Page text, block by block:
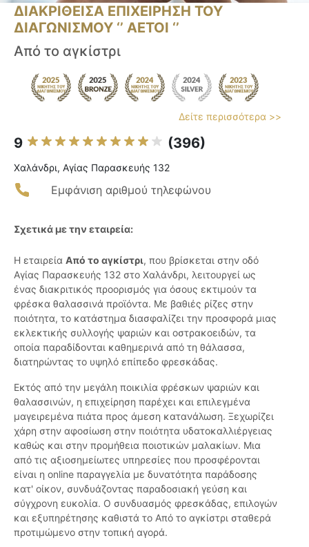
ΔΙΑΚΡΙΘΕΙΣΑ ΕΠΙΧΕΙΡΗΣΗ ΤΟΥ
ΔΙΑΓΩΝΙΣΜΟΥ ‘’ ΑΕΤΟΙ ‘’
Από το αγκίστρι
Δείτε περισσότερα >>
9 (396)
Χαλάνδρι, Αγίας Παρασκευής 132
Εμφάνιση αριθμού τηλεφώνου
Σχετικά με την εταιρεία:
Η εταιρεία Από το αγκίστρι, που βρίσκεται στην οδό
Αγίας Παρασκευής 132 στο Χαλάνδρι, λειτουργεί ως
ένας διακριτικός προορισμός για όσους εκτιμούν τα
φρέσκα θαλασσινά προϊόντα. Με βαθιές ρίζες στην
ποιότητα, το κατάστημα διασφαλίζει την προσφορά μιας
εκλεκτικής συλλογής ψαριών και οστρακοειδών, τα
οποία παραδίδονται καθημερινά από τη θάλασσα,
διατηρώντας το υψηλό επίπεδο φρεσκάδας.
Εκτός από την μεγάλη ποικιλία φρέσκων ψαριών και
θαλασσινών, η επιχείρηση παρέχει και επιλεγμένα
μαγειρεμένα πιάτα προς άμεση κατανάλωση. Ξεχωρίζει
χάρη στην αφοσίωση στην ποιότητα υδατοκαλλιέργειας
καθώς και στην προμήθεια ποιοτικών μαλακίων. Μια
από τις αξιοσημείωτες υπηρεσίες που προσφέρονται
είναι η online παραγγελία με δυνατότητα παράδοσης
κατ' οίκον, συνδυάζοντας παραδοσιακή γεύση και
σύγχρονη ευκολία. Ο συνδυασμός φρεσκάδας, επιλογών
και εξυπηρέτησης καθιστά το Από το αγκίστρι σταθερά
προτιμώμενο στην τοπική αγορά.